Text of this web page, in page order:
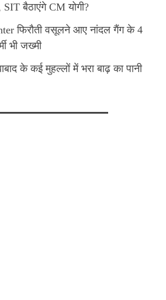
SIT बैठाएंगे CM योगी?
फिरौती वसूलने आए नांदल गैंग के 4
भी जख्मी
के कई मुहल्लों में भरा बाढ़ का पानी